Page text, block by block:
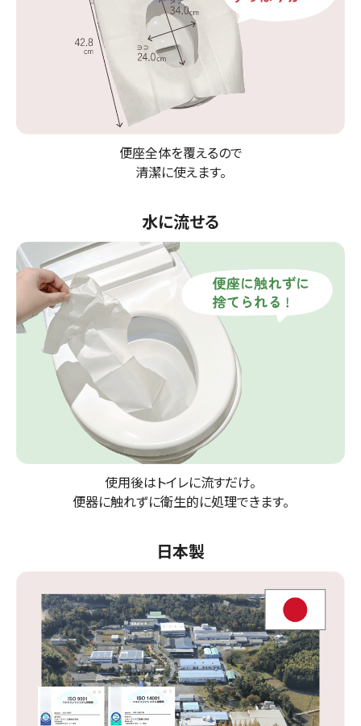
便座全体を覆えるので
清潔に使えます。
水に流せる
使用後はトイレに流すだけ。
便器に触れずに衛生的に処理できます。
日本製